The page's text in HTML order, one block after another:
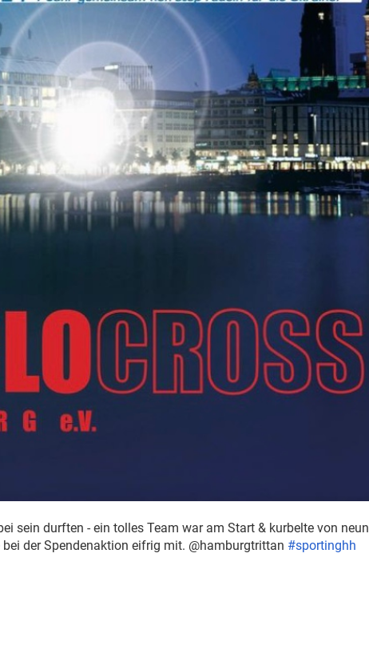
sein durften - ein tolles Team war am Start & kurbelte von neun
der Spendenaktion eifrig mit. @hamburgtrittan #sportinghh